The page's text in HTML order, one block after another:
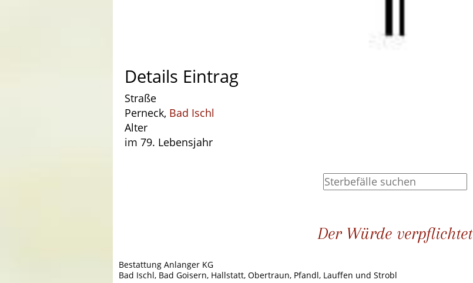
Details Eintrag
Straße
Perneck, Bad Ischl
Alter
im 79. Lebensjahr
Der Würde verpflichtet
Bestattung Anlanger KG
Bad Ischl, Bad Goisern, Hallstatt, Obertraun, Pfandl, Lauffen und Strobl